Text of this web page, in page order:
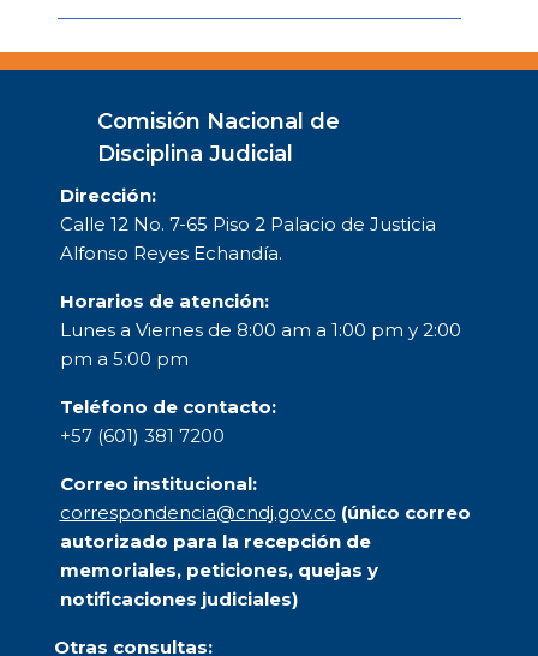
Comisión Nacional de
Disciplina Judicial
Dirección:
Calle 12 No. 7-65 Piso 2 Palacio de Justicia
Alfonso Reyes Echandía.
Horarios de atención:
Lunes a Viernes de 8:00 am a 1:00 pm y 2:00
pm a 5:00 pm
Teléfono de contacto:
+57 (601) 381 7200
Correo institucional:
correspondencia@cndj.gov.co (único correo
autorizado para la recepción de
memoriales, peticiones, quejas y
notificaciones judiciales)
Otras consultas: